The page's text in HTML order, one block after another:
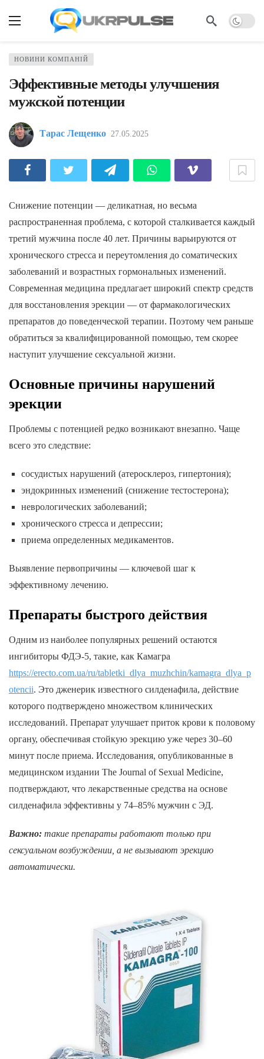
НОВИНИ КОМПАНІЙ
Эффективные методы улучшения
мужской потенции
Тарас Лещенко 27.05.2025
Снижение потенции — деликатная, но весьма
распространенная проблема, с которой сталкивается каждый
третий мужчина после 40 лет. Причины варьируются от
хронического стресса и переутомления до соматических
заболеваний и возрастных гормональных изменений.
Современная медицина предлагает широкий спектр средств
для восстановления эрекции — от фармакологических
препаратов до поведенческой терапии. Поэтому чем раньше
обратиться за квалифицированной помощью, тем скорее
наступит улучшение сексуальной жизни.
Основные причины нарушений
эрекции
Проблемы с потенцией редко возникают внезапно. Чаще
всего это следствие:
сосудистых нарушений (атеросклероз, гипертония);
эндокринных изменений (снижение тестостерона);
неврологических заболеваний;
хронического стресса и депрессии;
приема определенных медикаментов.
Выявление первопричины — ключевой шаг к
эффективному лечению.
Препараты быстрого действия
Одним из наиболее популярных решений остаются
ингибиторы ФДЭ-5, такие, как Камагра
https://erecto.com.ua/ru/tabletki_dlya_muzhchin/kamagra_dlya_p
otencii. Это дженерик известного силденафила, действие
которого подтверждено множеством клинических
исследований. Препарат улучшает приток крови к половому
органу, обеспечивая стойкую эрекцию уже через 30–60
минут после приема. Исследования, опубликованные в
медицинском издании The Journal of Sexual Medicine,
подтверждают, что лекарственные средства на основе
силденафила эффективны у 74–85% мужчин с ЭД.
Важно: такие препараты работают только при
сексуальном возбуждении, а не вызывают эрекцию
автоматически.